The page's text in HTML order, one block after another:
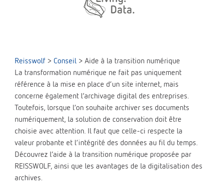
Reisswolf > Conseil > Aide à la transition numérique
La transformation numérique ne fait pas uniquement
référence à la mise en place d’un site internet, mais
concerne également l’archivage digital des entreprises.
Toutefois, lorsque l’on souhaite archiver ses documents
numériquement, la solution de conservation doit être
choisie avec attention. Il faut que celle-ci respecte la
valeur probante et l’intégrité des données au fil du temps.
Découvrez l’aide à la transition numérique proposée par
REISSWOLF, ainsi que les avantages de la digitalisation des
archives.